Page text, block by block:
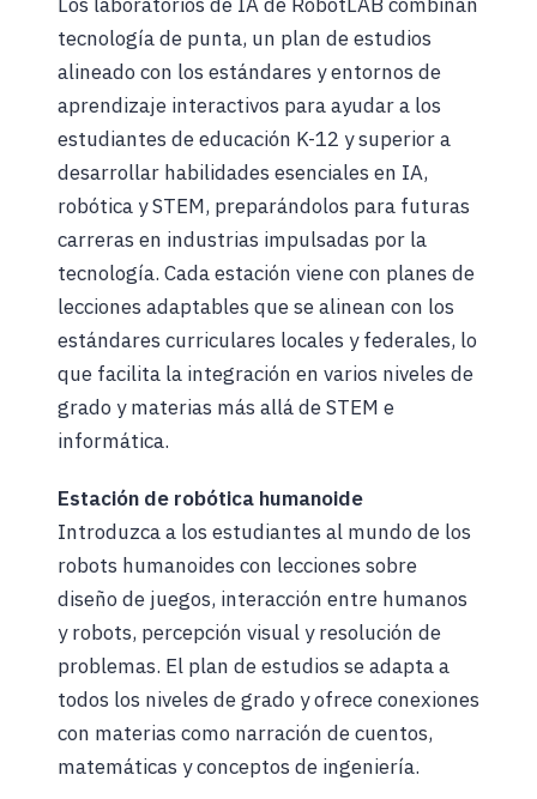
tecnología de punta, un plan de estudios
alineado con los estándares y entornos de
aprendizaje interactivos para ayudar a los
estudiantes de educación K-12 y superior a
desarrollar habilidades esenciales en IA,
robótica y STEM, preparándolos para futuras
carreras en industrias impulsadas por la
tecnología. Cada estación viene con planes de
lecciones adaptables que se alinean con los
estándares curriculares locales y federales, lo
que facilita la integración en varios niveles de
grado y materias más allá de STEM e
informática.
Estación de robótica humanoide
Introduzca a los estudiantes al mundo de los
robots humanoides con lecciones sobre
diseño de juegos, interacción entre humanos
y robots, percepción visual y resolución de
problemas. El plan de estudios se adapta a
todos los niveles de grado y ofrece conexiones
con materias como narración de cuentos,
matemáticas y conceptos de ingeniería.